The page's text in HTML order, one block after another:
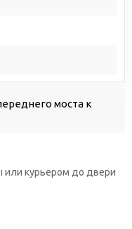
моста к
или курьером до двери